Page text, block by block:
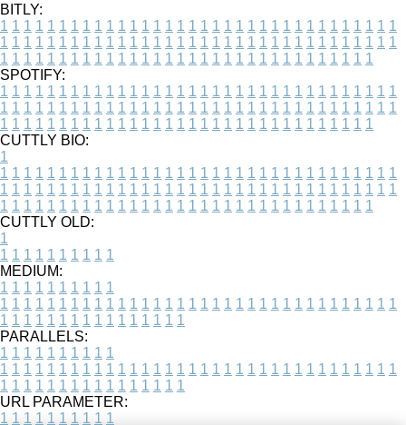
BITLY:
1 1 1 1 1 1 1 1 1 1 1 1 1 1 1 1 1 1 1 1 1 1 1 1 1 1 1 1 1 1 1 1 1 1
1 1 1 1 1 1 1 1 1 1 1 1 1 1 1 1 1 1 1 1 1 1 1 1 1 1 1 1 1 1 1 1 1 1
1 1 1 1 1 1 1 1 1 1 1 1 1 1 1 1 1 1 1 1 1 1 1 1 1 1 1 1 1 1 1 1
SPOTIFY:
1 1 1 1 1 1 1 1 1 1 1 1 1 1 1 1 1 1 1 1 1 1 1 1 1 1 1 1 1 1 1 1 1 1
1 1 1 1 1 1 1 1 1 1 1 1 1 1 1 1 1 1 1 1 1 1 1 1 1 1 1 1 1 1 1 1 1 1
1 1 1 1 1 1 1 1 1 1 1 1 1 1 1 1 1 1 1 1 1 1 1 1 1 1 1 1 1 1 1 1
CUTTLY BIO:
1
1 1 1 1 1 1 1 1 1 1 1 1 1 1 1 1 1 1 1 1 1 1 1 1 1 1 1 1 1 1 1 1 1 1
1 1 1 1 1 1 1 1 1 1 1 1 1 1 1 1 1 1 1 1 1 1 1 1 1 1 1 1 1 1 1 1 1 1
1 1 1 1 1 1 1 1 1 1 1 1 1 1 1 1 1 1 1 1 1 1 1 1 1 1 1 1 1 1 1 1
CUTTLY OLD:
1
1 1 1 1 1 1 1 1 1 1
MEDIUM:
1 1 1 1 1 1 1 1 1 1
1 1 1 1 1 1 1 1 1 1 1 1 1 1 1 1 1 1 1 1 1 1 1 1 1 1 1 1 1 1 1 1 1 1
1 1 1 1 1 1 1 1 1 1 1 1 1 1 1 1
PARALLELS:
1 1 1 1 1 1 1 1 1 1
1 1 1 1 1 1 1 1 1 1 1 1 1 1 1 1 1 1 1 1 1 1 1 1 1 1 1 1 1 1 1 1 1 1
1 1 1 1 1 1 1 1 1 1 1 1 1 1 1 1
URL PARAMETER:
1 1 1 1 1 1 1 1 1 1